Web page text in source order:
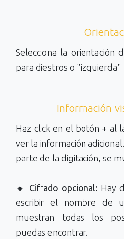
Selecciona la orientación
para diestros o "izquierda"
Información
Haz click en el botón + al
ver la información
parte de la digitación, se
🔸 Cifrado opcional: Hay
escribir el nombre de
muestran todas los
puedas encontrar.